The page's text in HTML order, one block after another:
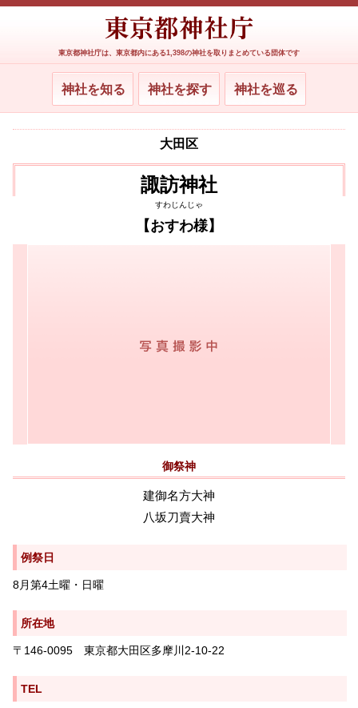
東京都神社庁は、東京都内にある1,398の神社を取りまとめている団体です
神社を知る 神社を探す 神社を巡る
大田区
諏訪神社
すわじんじゃ
【おすわ様】
御祭神
建御名方大神
八坂刀賣大神
例祭日
8月第4土曜・日曜
所在地
〒146-0095 東京都大田区多摩川2-10-22
TEL